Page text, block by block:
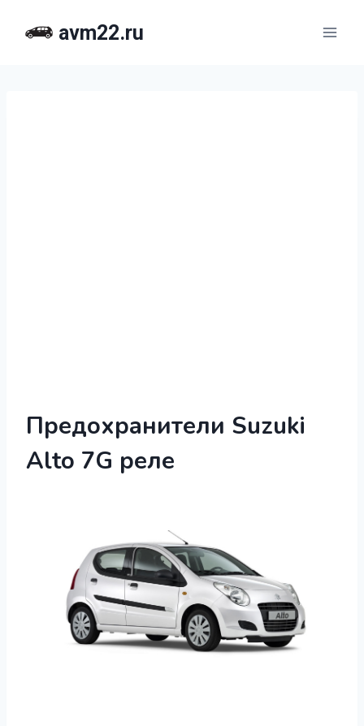
avm22.ru
Предохранители Suzuki
Alto 7G реле